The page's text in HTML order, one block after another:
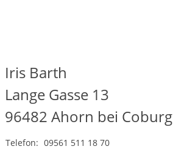
Iris Barth
Lange Gasse 13
96482 Ahorn bei Coburg
Telefon: 09561 511 18 70